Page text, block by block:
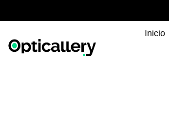
Inicio